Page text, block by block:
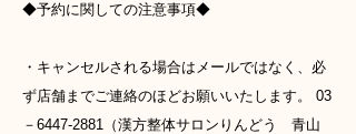
◆予約に関しての注意事項◆
・キャンセルされる場合はメールではなく、必
ず店舗までご連絡のほどお願いいたします。 03
－6447-2881（漢方整体サロンりんどう 青山